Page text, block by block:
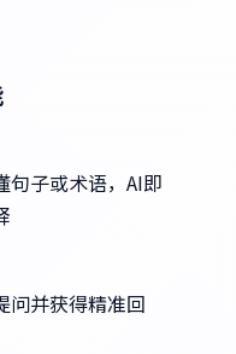
句子或术语，AI即
问并获得精准回